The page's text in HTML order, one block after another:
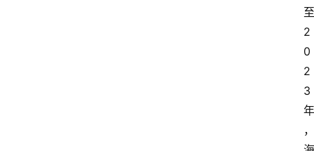
至
2
0
2
3
年
，